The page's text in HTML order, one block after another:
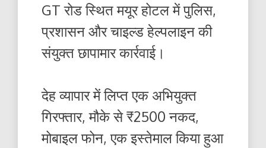
GT रोड स्थित मयूर होटल में पुलिस,
प्रशासन और चाइल्ड हेल्पलाइन की
संयुक्त छापामार कार्रवाई।
देह व्यापार में लिप्त एक अभियुक्त
गिरफ्तार, मौके से ₹2500 नकद,
मोबाइल फोन, एक इस्तेमाल किया हुआ